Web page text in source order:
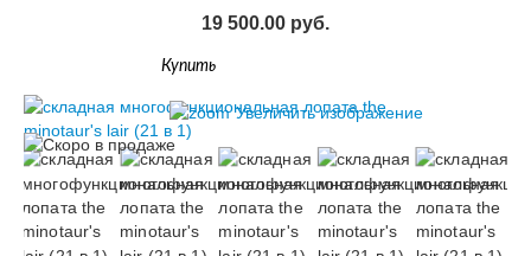
19 500.00 руб.
Купить
Увеличить изображение